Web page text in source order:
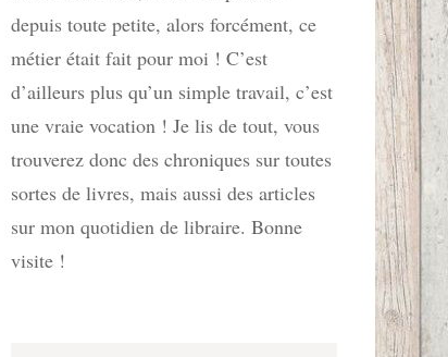
depuis toute petite, alors forcément, ce
métier était fait pour moi ! C’est
d’ailleurs plus qu’un simple travail, c’est
une vraie vocation ! Je lis de tout, vous
trouverez donc des chroniques sur toutes
sortes de livres, mais aussi des articles
sur mon quotidien de libraire. Bonne
visite !